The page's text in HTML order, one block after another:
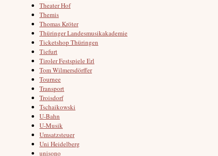
Theater Hof
Themis
Thomas Kröter
Thüringer Landesmusikakademie
Ticketshop Thüringen
Tiefurt
Tiroler Festspiele Erl
Tom Wilmersdörffer
Tournee
Transport
Troisdorf
Tschaikowski
U-Bahn
U-Musik
Umsatzsteuer
Uni Heidelberg
unisono